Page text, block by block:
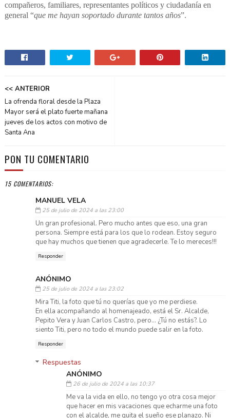
compañeros, familiares, representantes políticos y ciudadanía en
general “que me hayan soportado durante tantos años”.
<< ANTERIOR
La ofrenda floral desde la Plaza
Mayor será el plato fuerte mañana
jueves de los actos con motivo de
Santa Ana
PON TU COMENTARIO
15 COMENTARIOS:
MANUEL VELA
25 de julio de 2024 a las 23:00
Un gran profesional. Pero mucho antes que eso, una gran
persona. Siempre está para los que lo rodean. Estoy seguro
que hay muchos que tienen que agradecerle. Te lo mereces!!!
Responder
ANÓNIMO
25 de julio de 2024 a las 23:02
Mira Titi, la foto que tú no querías que yo me perdiese.
En ella acompañando al homenajeado, está el Sr. Alcalde,
Pepito Vera y Juan Carlos Castro, pero... ¿Tú no estás?. Lo
siento Titi, pero no todo el mundo puede salir en la foto.
Responder
Respuestas
ANÓNIMO
26 de julio de 2024 a las 10:37
Me va la vida en ello, no tengo yo otra cosa mejor
que hacer en mis vacaciones que echarme una foto
con el alcalde, me quita el sueño ese planazo. Ni